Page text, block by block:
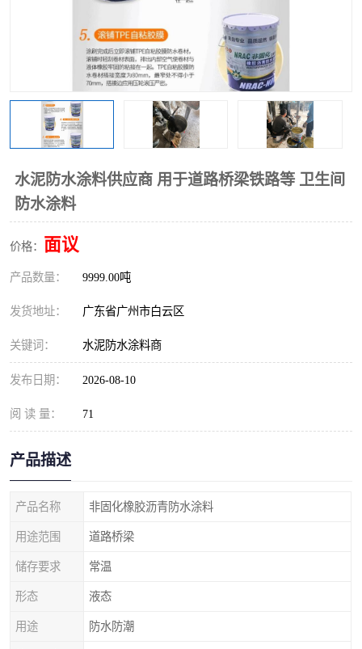
水泥防水涂料供应商 用于道路桥梁铁路等 卫生间
防水涂料
价格： 面议
产品数量： 9999.00吨
发货地址： 广东省广州市白云区
关键词： 水泥防水涂料商
发布日期： 2026-08-10
阅 读 量： 71
产品描述
产品名称 非固化橡胶沥青防水涂料
用途范围 道路桥梁
储存要求 常温
形态 液态
用途 防水防潮